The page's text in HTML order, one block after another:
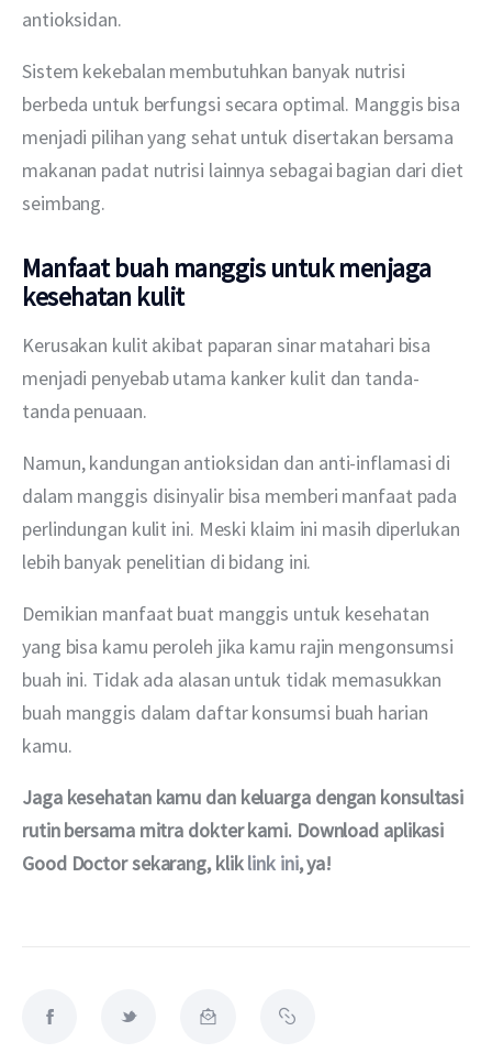
antioksidan.
Sistem kekebalan membutuhkan banyak nutrisi
berbeda untuk berfungsi secara optimal. Manggis bisa
menjadi pilihan yang sehat untuk disertakan bersama
makanan padat nutrisi lainnya sebagai bagian dari diet
seimbang.
Manfaat buah manggis untuk menjaga
kesehatan kulit
Kerusakan kulit akibat paparan sinar matahari bisa
menjadi penyebab utama kanker kulit dan tanda-
tanda penuaan.
Namun, kandungan antioksidan dan anti-inflamasi di
dalam manggis disinyalir bisa memberi manfaat pada
perlindungan kulit ini. Meski klaim ini masih diperlukan
lebih banyak penelitian di bidang ini.
Demikian manfaat buat manggis untuk kesehatan
yang bisa kamu peroleh jika kamu rajin mengonsumsi
buah ini. Tidak ada alasan untuk tidak memasukkan
buah manggis dalam daftar konsumsi buah harian
kamu.
Jaga kesehatan kamu dan keluarga dengan konsultasi
rutin bersama mitra dokter kami. Download aplikasi
Good Doctor sekarang, klik link ini, ya!